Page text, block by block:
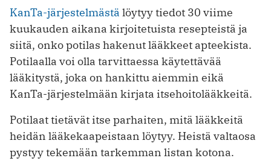
KanTa-järjestelmästä löytyy tiedot 30 viime
kuukauden aikana kirjoitetuista resepteistä ja
siitä, onko potilas hakenut lääkkeet apteekista.
Potilaalla voi olla tarvittaessa käytettävää
lääkitystä, joka on hankittu aiemmin eikä
KanTa-järjestelmään kirjata itsehoitolääkkeitä.
Potilaat tietävät itse parhaiten, mitä lääkkeitä
heidän lääkekaapeistaan löytyy. Heistä valtaosa
pystyy tekemään tarkemman listan kotona.